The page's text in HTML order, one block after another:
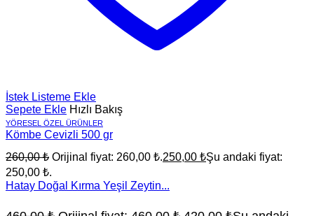
İstek Listeme Ekle
Sepete Ekle Hızlı Bakış
YÖRESEL ÖZEL ÜRÜNLER
Kömbe Cevizli 500 gr
260,00₺ Orijinal fiyat: 260,00 ₺.250,00 ₺Şu andaki fiyat:
250,00 ₺.
Hatay Doğal Kırma Yeşil Zeytin...